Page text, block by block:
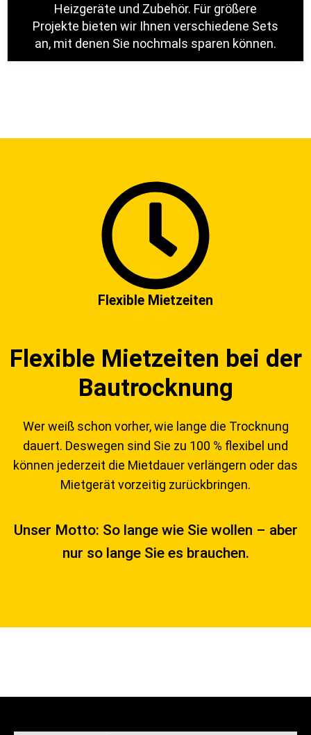
Heizgeräte und Zubehör. Für größere
Projekte bieten wir Ihnen verschiedene Sets
an, mit denen Sie nochmals sparen können.
Flexible Mietzeiten
Flexible Mietzeiten bei der
Bautrocknung
Wer weiß schon vorher, wie lange die Trocknung
dauert. Deswegen sind Sie zu 100 % flexibel und
können jederzeit die Mietdauer verlängern oder das
Mietgerät vorzeitig zurückbringen.
Unser Motto: So lange wie Sie wollen – aber
nur so lange Sie es brauchen.